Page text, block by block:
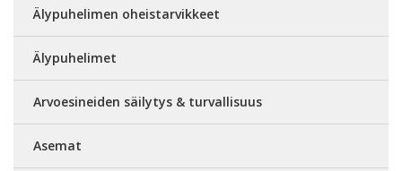
Älypuhelimen oheistarvikkeet
Älypuhelimet
Arvoesineiden säilytys & turvallisuus
Asemat